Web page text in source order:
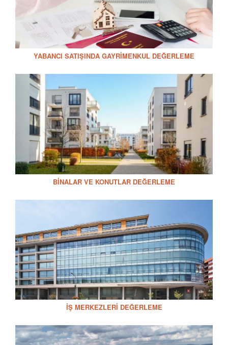
YABANCI SATIŞINDA GAYRIMENKUL DEĞERLEME
BINALAR VE KONUTLAR DEĞERLEME
İŞ MERKEZLERI DEĞERLEME